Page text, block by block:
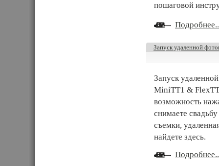
пошаговой
Запуск удаленной
Запуск
MiniTT1 &
возможность
снимаете
съемки,
найдете здесь.